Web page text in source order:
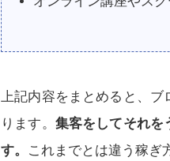
上記内容をまとめると、ブ
ります。 集客をしてそれを
す。
これまでとは違う稼ぎ